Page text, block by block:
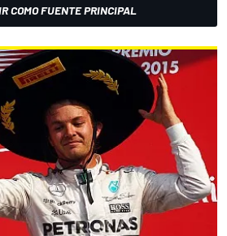
COMO FUENTE PRINCIPAL